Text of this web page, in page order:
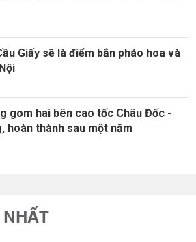
Giấy sẽ là điểm bắn pháo hoa và
gom hai bên cao tốc Châu Đốc -
hoàn thành sau một năm